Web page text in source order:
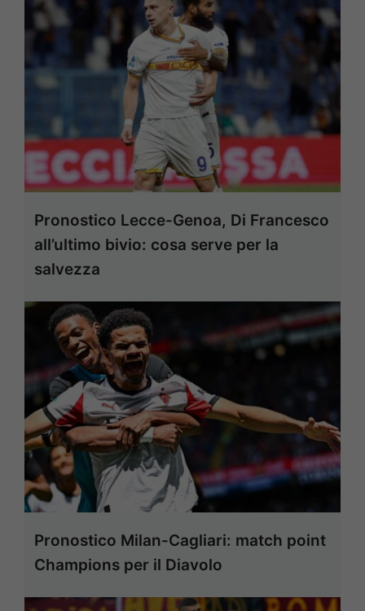
Pronostico Lecce-Genoa, Di Francesco
all’ultimo bivio: cosa serve per la
salvezza
Pronostico Milan-Cagliari: match point
Champions per il Diavolo